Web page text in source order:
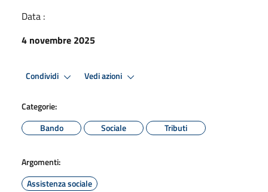
Data :
4 novembre 2025
Condividi Vedi azioni
Categorie:
Bando
Sociale Tributi
Argomenti:
Assistenza sociale